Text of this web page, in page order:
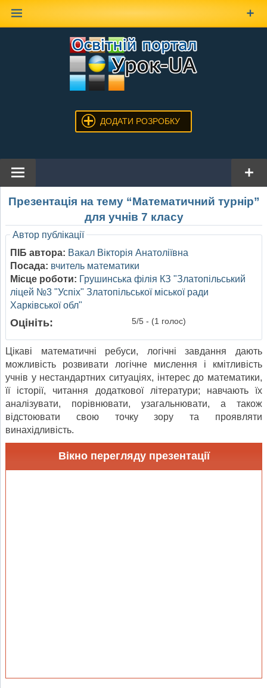
ДОДАТИ РОЗРОБКУ
Презентація на тему “Математичний турнір”
для учнів 7 класу
Автор публікації
ПІБ автора: Вакал Вікторія Анатоліївна
Посада: вчитель математики
Місце роботи: Грушинська філія КЗ "Златопільський
ліцей №3 "Успіх" Златопільської міської ради
Харківської обл"
Оцініть: 5/5 - (1 голос)
Цікаві математичні ребуси, логічні завдання дають
можливість розвивати логічне мислення і кмітливість
учнів у нестандартних ситуаціях, інтерес до математики,
її історії, читання додаткової літератури; навчають їх
аналізувати, порівнювати, узагальнювати, а також
відстоювати свою точку зору та проявляти
винахідливість.
Вікно перегляду презентації